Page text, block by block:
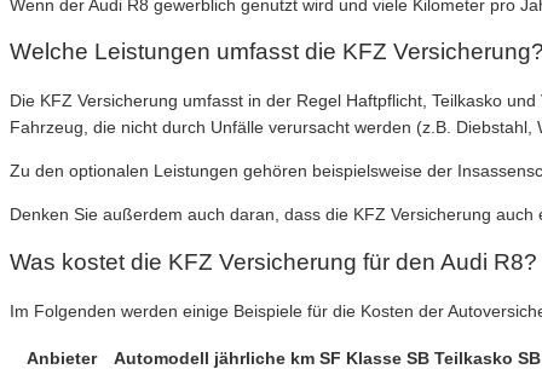
Wenn der Audi R8 gewerblich genutzt wird und viele Kilometer pro
Welche Leistungen umfasst die KFZ
Die KFZ Versicherung umfasst in der Regel Haftpflicht, Teilkasko
Fahrzeug, die nicht durch Unfälle verursacht werden (z.B.
Zu den optionalen Leistungen gehören beispielsweise der
Denken Sie außerdem auch daran, dass die KFZ Versicherung
Was kostet die KFZ Versicherung für den Audi R8?
Im Folgenden werden einige Beispiele für die Kosten der
Anbieter Automodell jährliche km SF Klasse SB Teilkasko